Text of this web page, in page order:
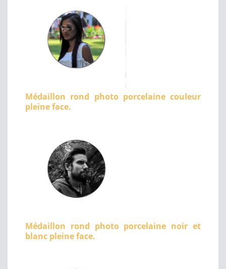
Médaillon rond photo porcelaine couleur
pleine face.
Médaillon rond photo porcelaine noir et
blanc pleine face.